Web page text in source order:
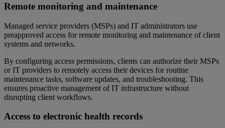
Remote monitoring and maintenance
Managed service providers (MSPs) and IT administrators use
preapproved access for remote monitoring and maintenance of client
systems and networks.
By configuring access permissions, clients can authorize their MSPs
or IT providers to remotely access their devices for routine
maintenance tasks, software updates, and troubleshooting. This
ensures proactive management of IT infrastructure without
disrupting client workflows.
Access to electronic health records